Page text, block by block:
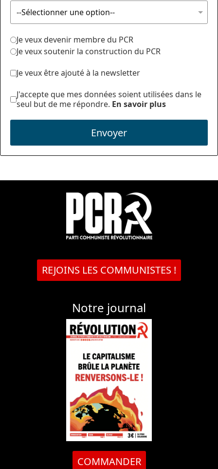
Je veux devenir membre du PCR
Je veux soutenir la construction du PCR
Je veux être ajouté à la newsletter
J'accepte que mes données soient utilisées dans le
seul but de me répondre. En savoir plus
Envoyer
REJOINS LES COMMUNISTES !
Notre journal
COMMANDER